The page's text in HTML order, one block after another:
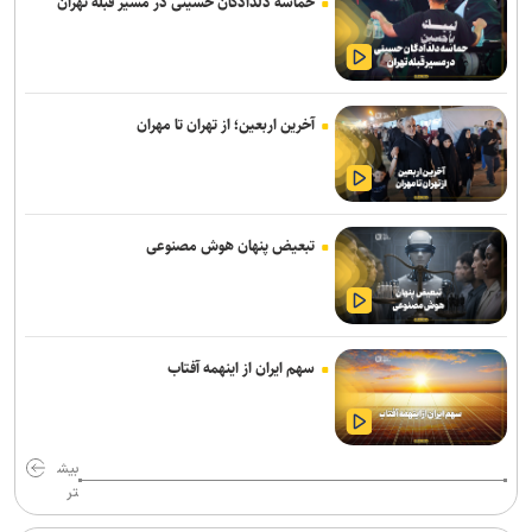
انفجار در حومه دمشق چند کشته و زخمی برجا گذاشت
برگزاری مجمع آژانس انرژی اتمی اوایل شهریور در آمریکا
یمن: نقشه عربستان برای حمله به صنعاء را در نطفه خفه کردیم
پیام هشدار مقاومت یمن به ریاض
قدردانی از حضور حماسی ملت مبعوث شده در راهپیمایی اربعین
ترامپ با تهدید افشاگران، بحران مهمات آمریکا را انکار کرد
شده‌اند
جلسات صحن علنی مجلس هفته آینده برگزار می‌شود
بیانیۀ خانواده شهید لاریجانی دربارۀ گمانه‌زنی‌های رسانه‌ای
آخرین اربعین؛ از تهران تا مهران
تبعیض پنهان هوش مصنوعی
سهم ایران از اینهمه آفتاب
بیش
تر